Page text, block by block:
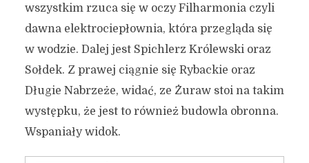
wszystkim rzuca się w oczy Filharmonia czyli
dawna elektrociepłownia, która przegląda się
w wodzie. Dalej jest Spichlerz Królewski oraz
Sołdek. Z prawej ciągnie się Rybackie oraz
Długie Nabrzeże, widać, ze Żuraw stoi na takim
występku, że jest to również budowla obronna.
Wspaniały widok.